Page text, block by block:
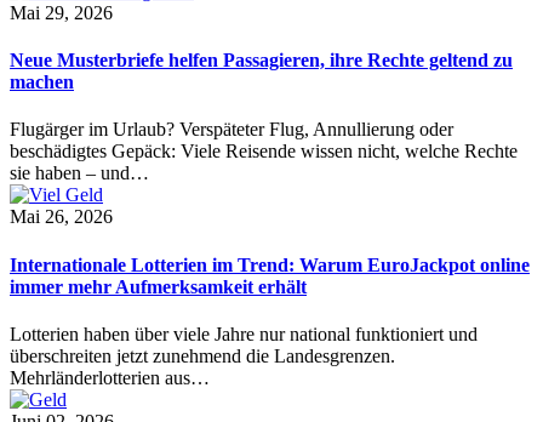
Mai 29, 2026
Neue Musterbriefe helfen Passagieren, ihre Rechte geltend zu
machen
Flugärger im Urlaub? Verspäteter Flug, Annullierung oder
beschädigtes Gepäck: Viele Reisende wissen nicht, welche Rechte
sie haben – und…
Mai 26, 2026
Internationale Lotterien im Trend: Warum EuroJackpot online
immer mehr Aufmerksamkeit erhält
Lotterien haben über viele Jahre nur national funktioniert und
überschreiten jetzt zunehmend die Landesgrenzen.
Mehrländerlotterien aus…